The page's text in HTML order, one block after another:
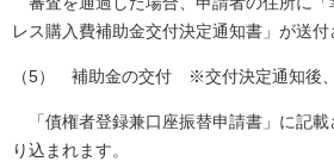
レス購入費補助金交付決定通知書」が送付
（5） 補助金の交付 ※交付決定通知後
「債権者登録兼口座振替申請書」に記載
り込まれます。